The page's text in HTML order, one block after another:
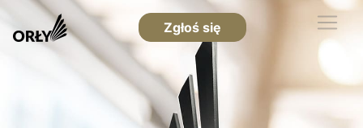
Zgłoś się